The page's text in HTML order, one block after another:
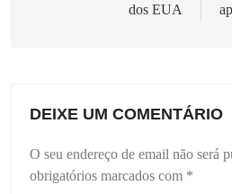
dos EUA
DEIXE UM COMENTÁRIO
O seu endereço de email não será
obrigatórios marcados com *